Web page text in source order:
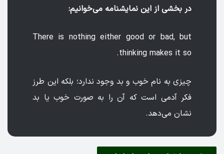
در بخشی از این نمایشنامه می‌خوانیم:
There is nothing either good or bad, but
thinking makes it so.
چیزی به نام خوب و بد وجود ندارد؛ بلکه این طرز
فکر آدمی است که آن را به صورت خوب یا بد
نشان می‌دهد.